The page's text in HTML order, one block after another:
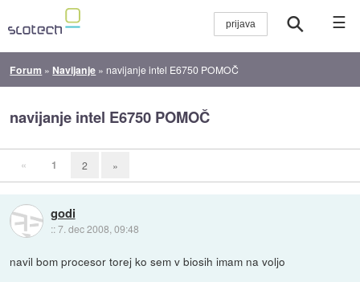
☰
Forum » Navijanje » navijanje intel E6750 POMOČ
navijanje intel E6750 POMOČ
« 1 2 »
godi
::7. dec 2008, 09:48
navil bom procesor torej ko sem v biosih imam na voljo